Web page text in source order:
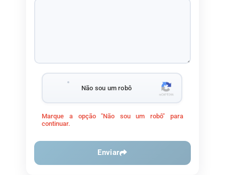
Não sou um robô
Marque a opção "Não sou um robô" para
continuar.
Enviar